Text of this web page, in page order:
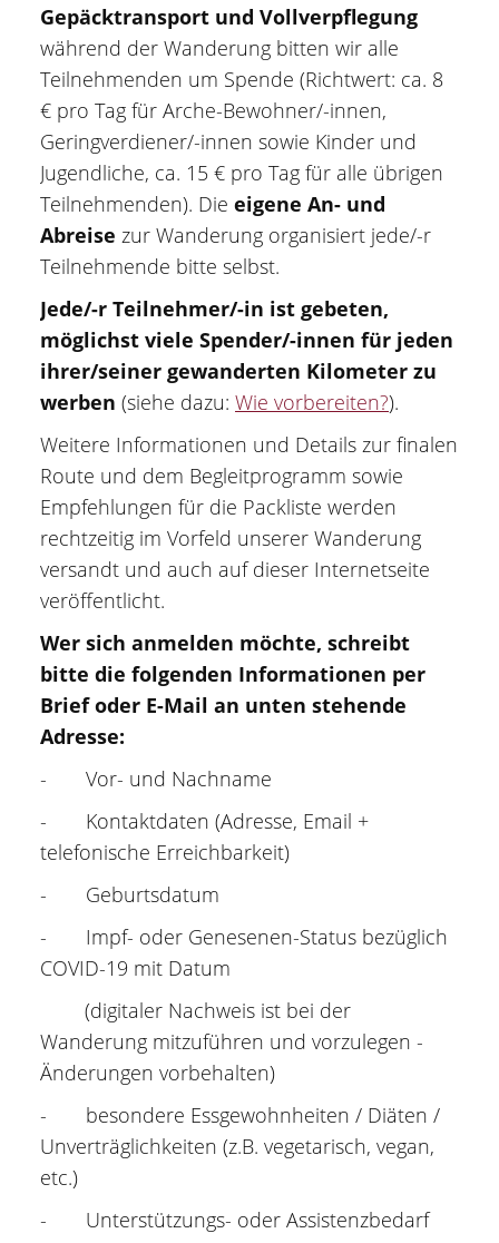
Gepäcktransport und Vollverpflegung
während der Wanderung bitten wir alle
Teilnehmenden um Spende (Richtwert: ca. 8
€ pro Tag für Arche-Bewohner/-innen,
Geringverdiener/-innen sowie Kinder und
Jugendliche, ca. 15 € pro Tag für alle übrigen
Teilnehmenden). Die eigene An- und
Abreise zur Wanderung organisiert jede/-r
Teilnehmende bitte selbst.
Jede/-r Teilnehmer/-in ist gebeten,
möglichst viele Spender/-innen für jeden
ihrer/seiner gewanderten Kilometer zu
werben (siehe dazu: Wie vorbereiten?).
Weitere Informationen und Details zur finalen
Route und dem Begleitprogramm sowie
Empfehlungen für die Packliste werden
rechtzeitig im Vorfeld unserer Wanderung
versandt und auch auf dieser Internetseite
veröffentlicht.
Wer sich anmelden möchte, schreibt
bitte die folgenden Informationen per
Brief oder E-Mail an unten stehende
Adresse:
- Vor- und Nachname
- Kontaktdaten (Adresse, Email +
telefonische Erreichbarkeit)
- Geburtsdatum
- Impf- oder Genesenen-Status bezüglich
COVID-19 mit Datum
(digitaler Nachweis ist bei der
Wanderung mitzuführen und vorzulegen -
Änderungen vorbehalten)
- besondere Essgewohnheiten / Diäten /
Unverträglichkeiten (z.B. vegetarisch, vegan,
etc.)
- Unterstützungs- oder Assistenzbedarf